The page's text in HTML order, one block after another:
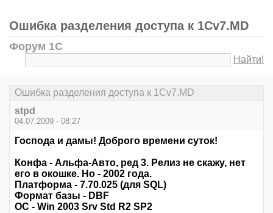
Ошибка разделения доступа к 1Cv7.MD
Форум 1С
Найти!
Ошибка разделения доступа к 1Cv7.MD
stpd
04.07.2009 - 08:27
Господа и дамы! Доброго времени суток!
Конфа - Альфа-Авто, ред 3. Релиз не скажу, нет
его в окошке. Но - 2002 года.
Платформа - 7.70.025 (для SQL)
Формат базы - DBF
ОС - Win 2003 Srv Std R2 SP2